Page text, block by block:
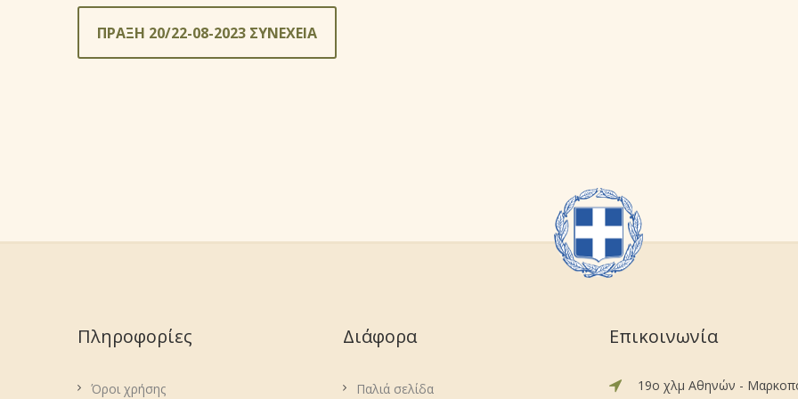
ΠΡΑΞΗ 20/22-08-2023 ΣΥΝΕΧΕΙΑ
Πληροφορίες
Όροι χρήσης
Διάφορα
Παλιά σελίδα
Επικοινωνία
19ο χλμ Αθηνών -